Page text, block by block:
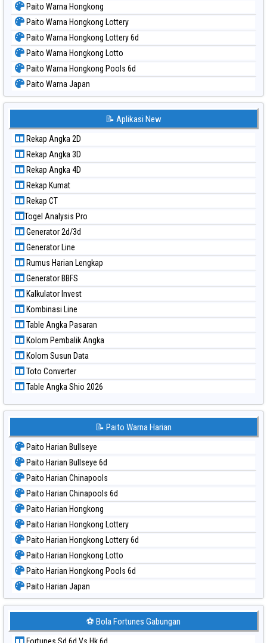
Paito Warna Hongkong
Paito Warna Hongkong Lottery
Paito Warna Hongkong Lottery 6d
Paito Warna Hongkong Lotto
Paito Warna Hongkong Pools 6d
Paito Warna Japan
Paito Warna Japan 6d
Paito Warna Kuda Lari
Paito Warna Magnum Cambodia
Paito Warna Nagoya
Paito Warna New York Midday
Paito Warna North Carolina Day
Paito Warna Pcso
Paito Warna Pennsylvania Day
Paito Warna Sao Paulo
Paito Warna Singapore
Paito Warna Sydney
Paito Warna Sydney Lottery
Paito Warna Sydney Lottery 6d
Paito Warna Sydney Lotto
Paito Warna Sydney Pools 6d
Paito Warna Taipei
Paito Warna Taiwan
📝 Aplikasi New
Rekap Angka 2D
Rekap Angka 3D
Rekap Angka 4D
Rekap Kumat
Rekap CT
Togel Analysis Pro
Generator 2d/3d
Generator Line
Rumus Harian Lengkap
Generator BBFS
Kalkulator Invest
Kombinasi Line
Table Angka Pasaran
Kolom Pembalik Angka
Kolom Susun Data
Toto Converter
Table Angka Shio 2026
📝 Paito Warna Harian
Paito Harian Bullseye
Paito Harian Bullseye 6d
Paito Harian Chinapools
Paito Harian Chinapools 6d
Paito Harian Hongkong
Paito Harian Hongkong Lottery
Paito Harian Hongkong Lottery 6d
Paito Harian Hongkong Lotto
Paito Harian Hongkong Pools 6d
Paito Harian Japan
Paito Harian Japan 6d
Paito Harian Korea
Paito Harian Kuda Lari
⚽ Bola Fortunes Gabungan
Fortunes Sd 6d Vs Hk 6d